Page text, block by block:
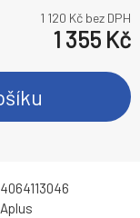
1 120 Kč bez DPH
1 355 Kč
Aplus